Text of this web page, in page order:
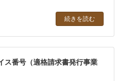
続きを読む
ス番号（適格請求書発行事業